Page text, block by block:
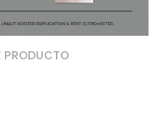
PRODUCTO